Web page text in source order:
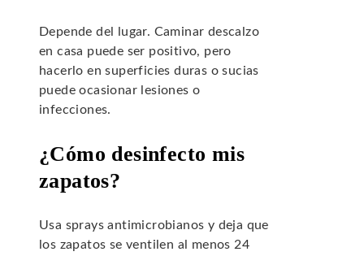
Depende del lugar. Caminar descalzo
en casa puede ser positivo, pero
hacerlo en superficies duras o sucias
puede ocasionar lesiones o
infecciones.
¿Cómo desinfecto mis
zapatos?
Usa sprays antimicrobianos y deja que
los zapatos se ventilen al menos 24